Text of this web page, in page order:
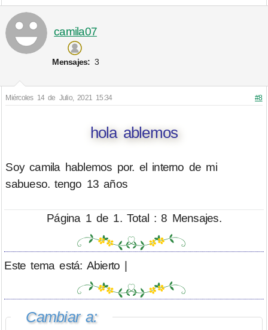
camila07
Mensajes: 3
Miércoles 14 de Julio, 2021 15:34 #8
hola ablemos
Soy camila hablemos por. el interno de mi
sabueso. tengo 13 años
Página 1 de 1. Total : 8 Mensajes.
Este tema está: Abierto |
Cambiar a: